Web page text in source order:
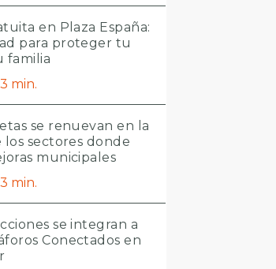
en Plaza España:
para proteger tu
familia
3 min.
se renuevan en la
los sectores donde
municipales
3 min.
se integran a
Conectados en